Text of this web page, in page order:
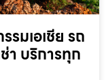
รมเอเชีย รถ
า บริการทุก